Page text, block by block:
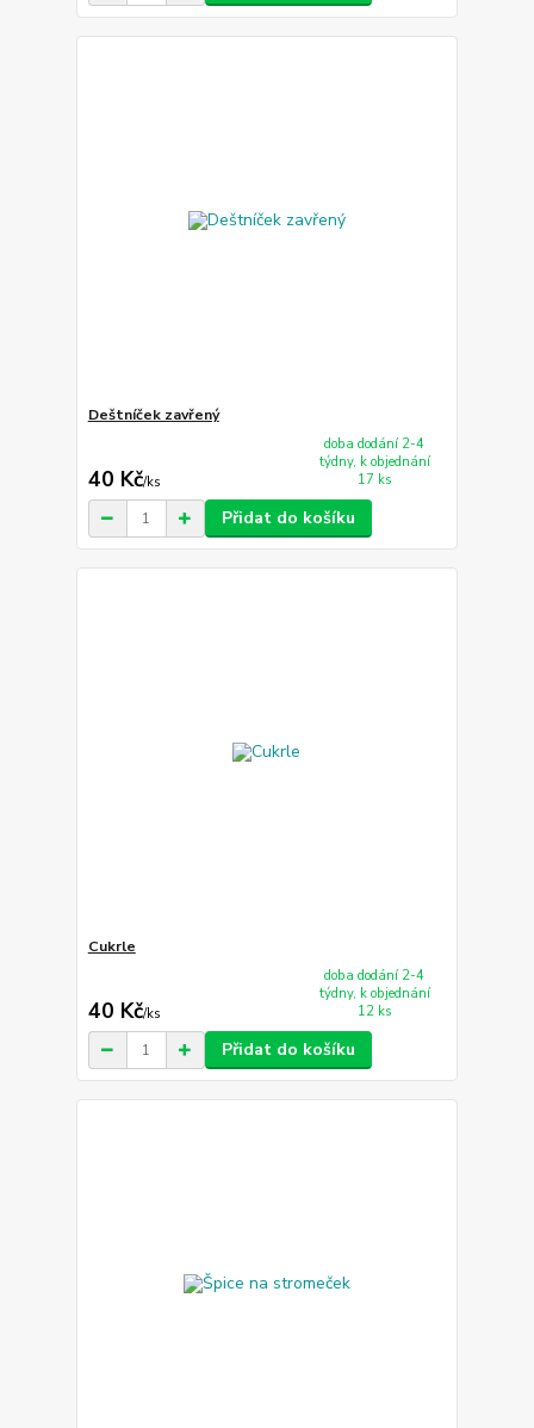
Deštníček zavřený
40 Kč/ks
doba dodání 2-4
týdny, k objednání
17 ks
Přidat do košíku
Cukrle
40 Kč/ks
doba dodání 2-4
týdny, k objednání
12 ks
Přidat do košíku